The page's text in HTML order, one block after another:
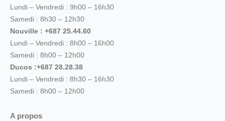
Lundi – Vendredi : 9h00 – 16h30
Samedi : 8h30 – 12h30
Nouville : +687 25.44.60
Lundi – Vendredi : 8h00 – 16h00
Samedi : 8h00 – 12h00
Ducos :+687 28.28.38
Lundi – Vendredi : 8h30 – 16h30
Samedi : 8h00 – 12h00
A propos